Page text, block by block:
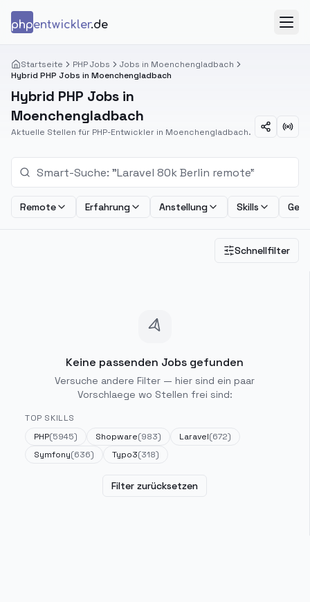
phpentwickler.de
Startseite PHP Jobs
Jobs in Moenchengladbach
Hybrid PHP Jobs in Moenchengladbach
Hybrid PHP Jobs in
Moenchengladbach
Aktuelle Stellen für PHP-Entwickler in Moenchengladbach.
Remote Erfahrung Anstellung Skills
Schnellfilter
Keine passenden Jobs gefunden
Versuche andere Filter — hier sind ein paar
Vorschlaege wo Stellen frei sind:
TOP SKILLS
PHP(5945) Shopware(983) Laravel(672)
Symfony(636) Typo3(318)
Filter zurücksetzen